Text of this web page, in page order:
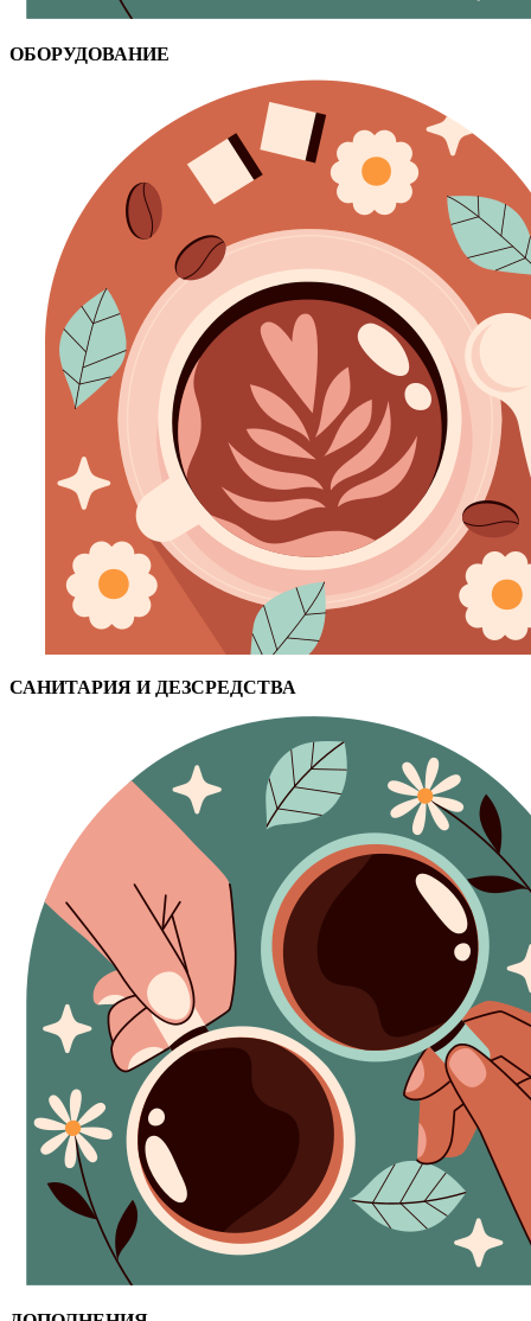
ОБОРУДОВАНИЕ
САНИТАРИЯ И ДЕЗСРЕДСТВА